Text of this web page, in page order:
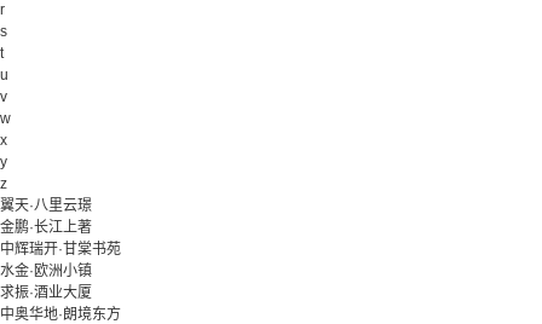
r
s
t
u
v
w
x
y
z
翼天·八里云璟
金鹏·长江上著
中辉瑞开·甘棠书苑
水金·欧洲小镇
求振·酒业大厦
中奥华地·朗境东方